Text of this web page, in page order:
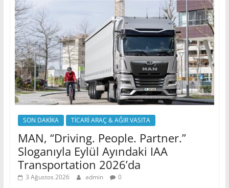
SON DAKİKA TİCARİ ARAÇ & AĞIR VASITA
MAN, “Driving. People. Partner.”
Sloganıyla Eylül Ayındaki IAA
Transportation 2026’da
3 Ağustos 2026 admin 0